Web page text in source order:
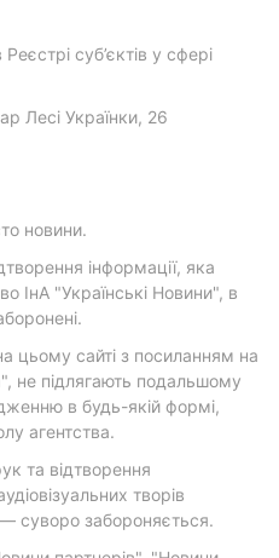
суб’єктів у сфері
Лесі Українки, 26
новини.
інформації, яка
ІнА "Українські Новини", в
цьому сайті з посиланням на
не підлягають подальшому
в будь-якій формі,
агентства.
та відтворення
творів
суворо забороняється.